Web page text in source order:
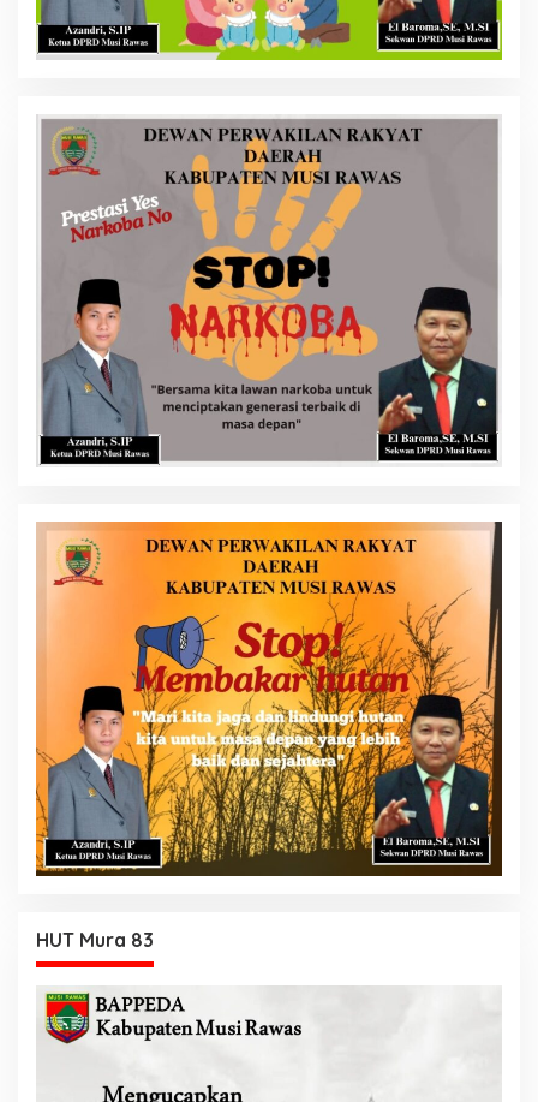
HUT Mura 83